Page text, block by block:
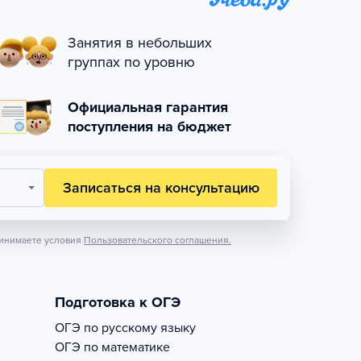
Занятия в небольших
группах по уровню
Официальная гарантия
поступления на бюджет
Записаться на консультацию
условия Пользовательского соглашения.
Подготовка к ОГЭ
ОГЭ по русскому языку
ОГЭ по математике